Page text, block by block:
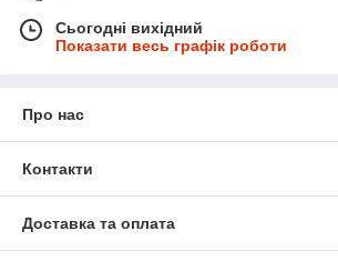
Сьогодні вихідний
Показати весь графік роботи
Про нас
Контакти
Доставка та оплата